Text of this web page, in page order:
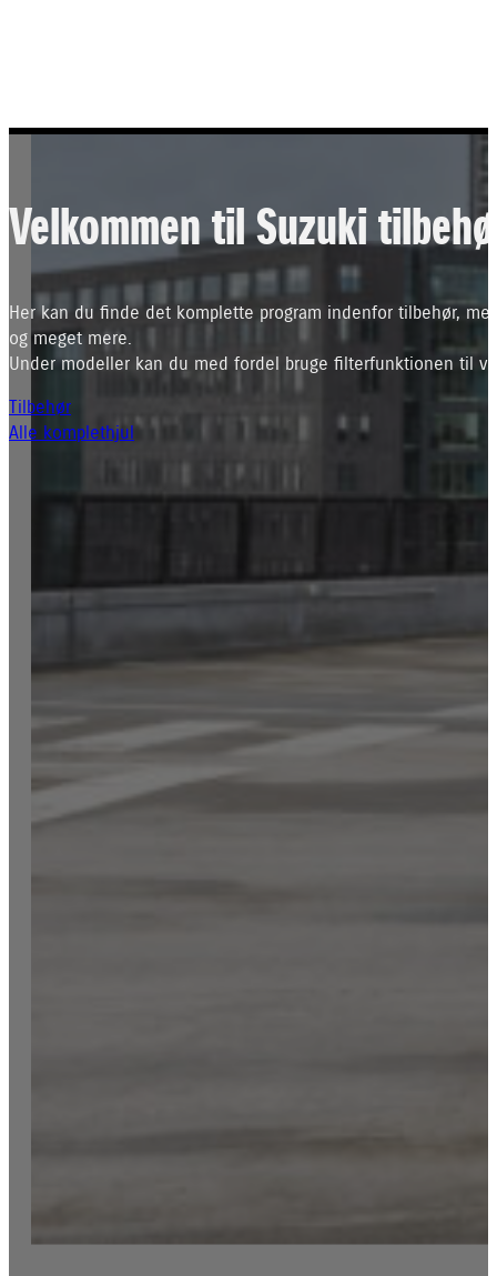
Velkommen til Suzuki
Her kan du finde det komplette program indenfor tilbehør,
og meget mere.
Under modeller kan du med fordel bruge filterfunktionen til
Tilbehør
Alle komplethjul